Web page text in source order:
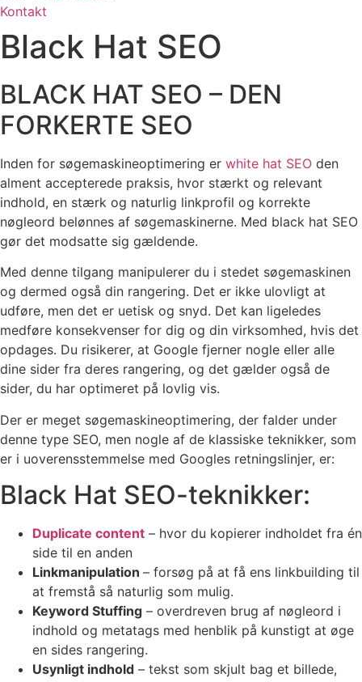
Kontakt
Black Hat SEO
BLACK HAT SEO – DEN
FORKERTE SEO
Inden for søgemaskineoptimering er white hat SEO den
alment accepterede praksis, hvor stærkt og relevant
indhold, en stærk og naturlig linkprofil og korrekte
nøgleord belønnes af søgemaskinerne. Med black hat SEO
gør det modsatte sig gældende.
Med denne tilgang manipulerer du i stedet søgemaskinen
og dermed også din rangering. Det er ikke ulovligt at
udføre, men det er uetisk og snyd. Det kan ligeledes
medføre konsekvenser for dig og din virksomhed, hvis det
opdages. Du risikerer, at Google fjerner nogle eller alle
dine sider fra deres rangering, og det gælder også de
sider, du har optimeret på lovlig vis.
Der er meget søgemaskineoptimering, der falder under
denne type SEO, men nogle af de klassiske teknikker, som
er i uoverensstemmelse med Googles retningslinjer, er:
Black Hat SEO-teknikker:
Duplicate content – hvor du kopierer indholdet fra én
side til en anden
Linkmanipulation – forsøg på at få ens linkbuilding til
at fremstå så naturlig som mulig.
Keyword Stuffing – overdreven brug af nøgleord i
indhold og metatags med henblik på kunstigt at øge
en sides rangering.
Usynligt indhold – tekst som skjult bag et billede,